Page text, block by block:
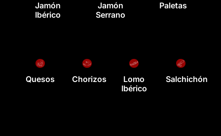
Jamón
Ibérico
Jamón
Serrano
Paletas
Quesos Chorizos
Lomo
Ibérico
Salchichón